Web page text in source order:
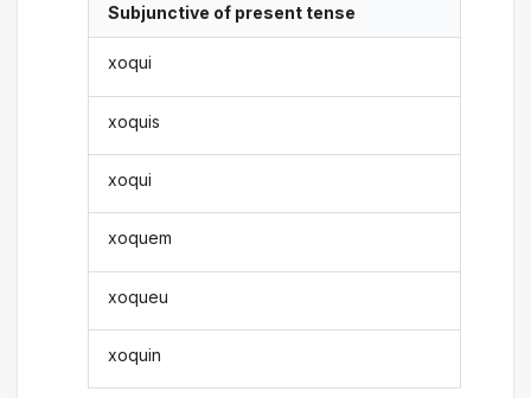
Subjunctive of present tense
xoqui
xoquis
xoqui
xoquem
xoqueu
xoquin